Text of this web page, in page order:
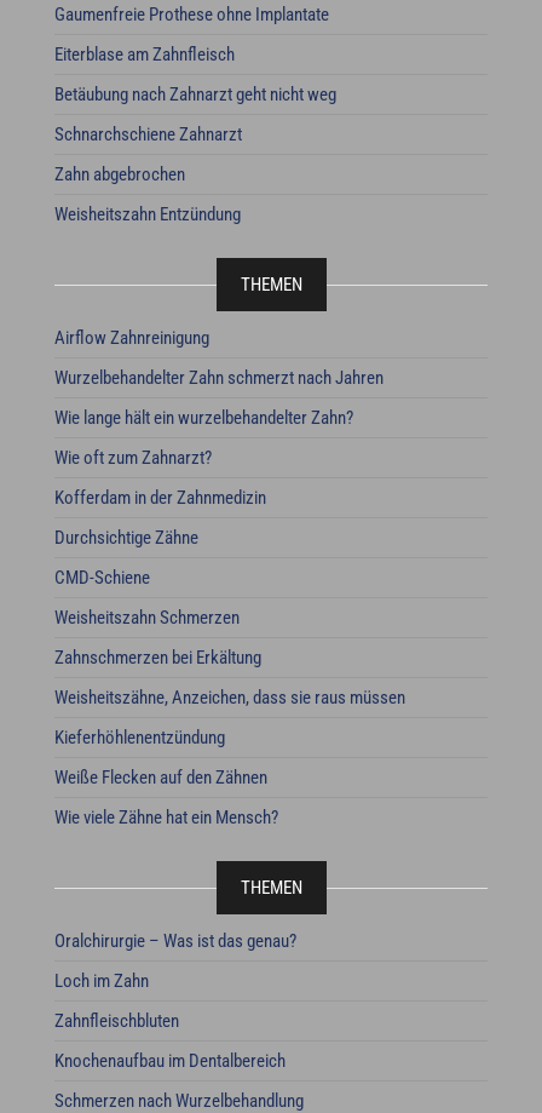
Gaumenfreie Prothese ohne Implantate
Eiterblase am Zahnfleisch
Betäubung nach Zahnarzt geht nicht weg
Schnarchschiene Zahnarzt
Zahn abgebrochen
Weisheitszahn Entzündung
THEMEN
Airflow Zahnreinigung
Wurzelbehandelter Zahn schmerzt nach Jahren
Wie lange hält ein wurzelbehandelter Zahn?
Wie oft zum Zahnarzt?
Kofferdam in der Zahnmedizin
Durchsichtige Zähne
CMD-Schiene
Weisheitszahn Schmerzen
Zahnschmerzen bei Erkältung
Weisheitszähne, Anzeichen, dass sie raus müssen
Kieferhöhlenentzündung
Weiße Flecken auf den Zähnen
Wie viele Zähne hat ein Mensch?
THEMEN
Oralchirurgie – Was ist das genau?
Loch im Zahn
Zahnfleischbluten
Knochenaufbau im Dentalbereich
Schmerzen nach Wurzelbehandlung